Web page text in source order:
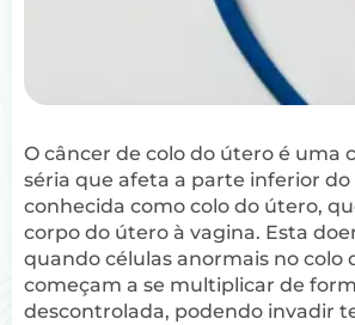
O câncer de colo do útero é uma
séria que afeta a parte inferior do
conhecida como colo do útero,
corpo do útero à vagina. Esta
quando células anormais no colo
começam a se multiplicar de
descontrolada, podendo invadir